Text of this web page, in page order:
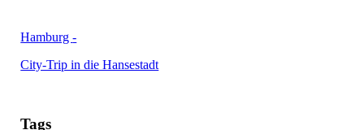
Hamburg-
City-Trip in die Hansestadt
Tags